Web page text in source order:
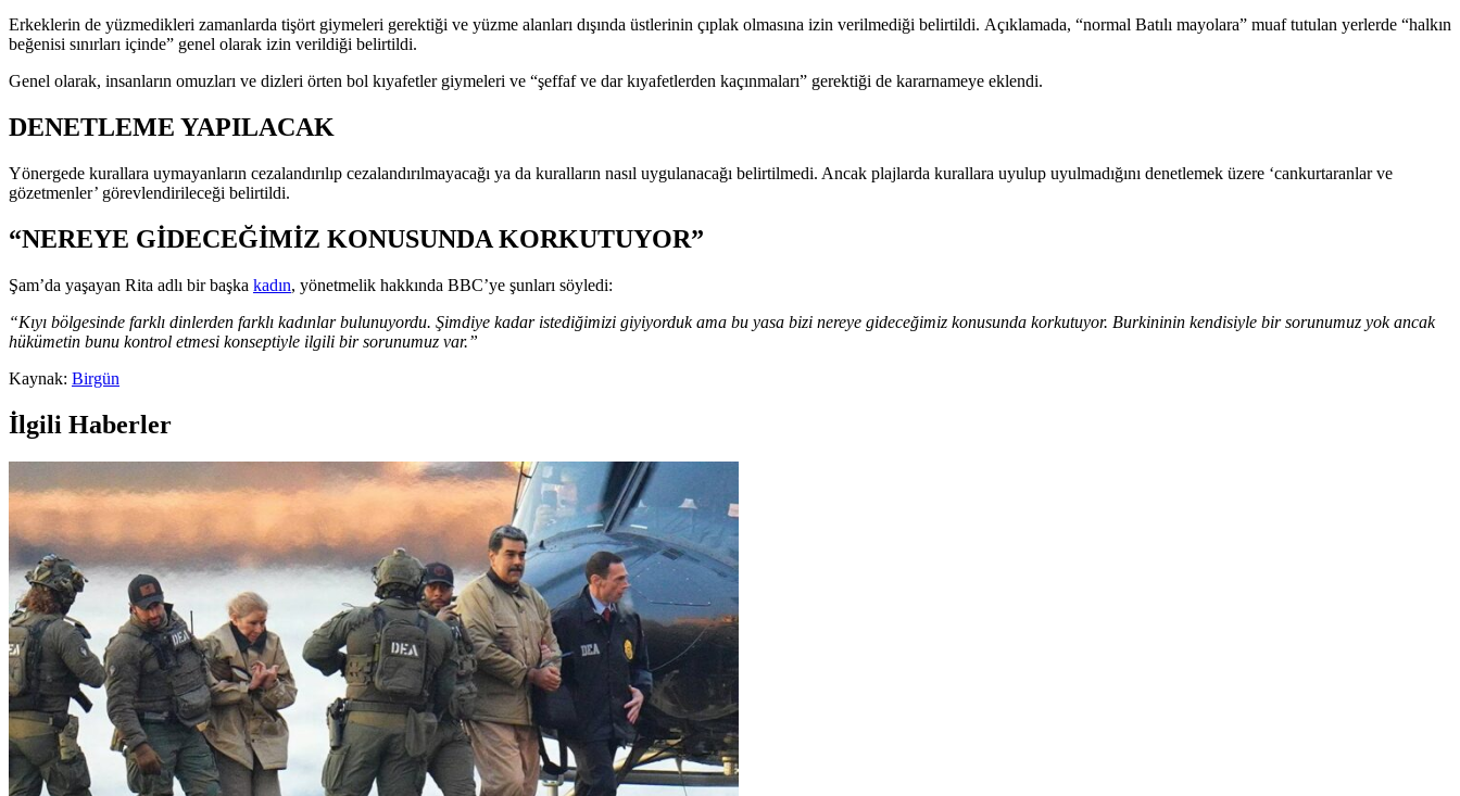
Erkeklerin de yüzmedikleri zamanlarda tişört giymeleri gerektiği ve yüzme alanları dışında üstlerinin çıplak olmasına izin verilmediği belirtildi. Açıklamada, “normal Batılı mayolara” muaf tutulan yerlerde “halkın
beğenisi sınırları içinde” genel olarak izin verildiği belirtildi.
Genel olarak, insanların omuzları ve dizleri örten bol kıyafetler giymeleri ve “şeffaf ve dar kıyafetlerden kaçınmaları” gerektiği de kararnameye eklendi.
DENETLEME YAPILACAK
Yönergede kurallara uymayanların cezalandırılıp cezalandırılmayacağı ya da kuralların nasıl uygulanacağı belirtilmedi. Ancak plajlarda kurallara uyulup uyulmadığını denetlemek üzere ‘cankurtaranlar ve
gözetmenler’ görevlendirileceği belirtildi.
“NEREYE GİDECEĞİMİZ KONUSUNDA KORKUTUYOR”
Şam’da yaşayan Rita adlı bir başka kadın, yönetmelik hakkında BBC’ye şunları söyledi:
“Kıyı bölgesinde farklı dinlerden farklı kadınlar bulunuyordu. Şimdiye kadar istediğimizi giyiyorduk ama bu yasa bizi nereye gideceğimiz konusunda korkutuyor. Burkininin kendisiyle bir sorunumuz yok ancak
hükümetin bunu kontrol etmesi konseptiyle ilgili bir sorunumuz var.”
Kaynak: Birgün
İlgili Haberler